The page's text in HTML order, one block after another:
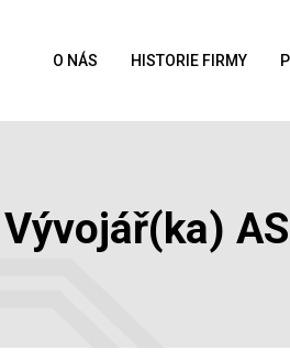
O NÁS HISTORIE FIRMY
Vývojář(ka)